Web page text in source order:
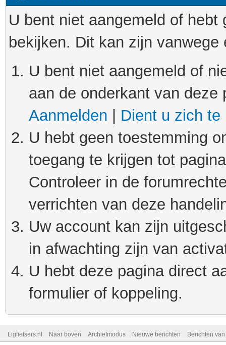
U bent niet aangemeld of
bekijken. Dit kan zijn
U bent niet aangemeld of
aan de onderkant van
Aanmelden
Dient u zich te
U hebt geen toestemming
toegang te krijgen tot
Controleer in de
verrichten van deze
Uw account kan zijn
in afwachting zijn van
U hebt deze pagina direct
formulier of koppeling.
Ligfietsers.nl Naar boven Archiefmodus Nieuwe berichten Berichten